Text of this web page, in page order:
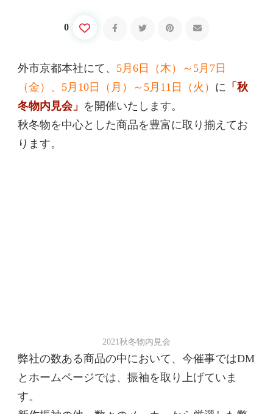
0
外市京都本社にて、 5月6日（木）～5月7日
（金）、5月10日（月）～5月11日（火） に 「秋
冬物内見会」 を開催いたします。
秋冬物を中心とした商品を豊富に取り揃えてお
ります。